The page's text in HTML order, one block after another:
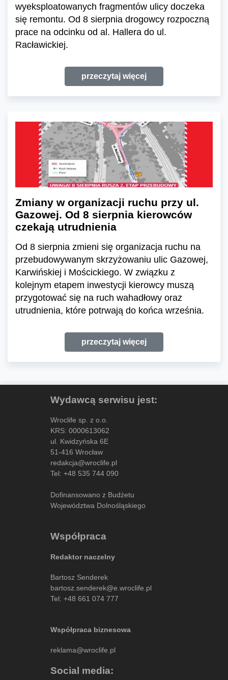
wyeksploatowanych fragmentów ulicy doczeka
się remontu. Od 8 sierpnia drogowcy rozpoczną
prace na odcinku od al. Hallera do ul.
Racławickiej.
przeczytaj więcej
Zmiany w organizacji ruchu przy ul.
Gazowej. Od 8 sierpnia kierowców
czekają utrudnienia
Od 8 sierpnia zmieni się organizacja ruchu na
przebudowywanym skrzyżowaniu ulic Gazowej,
Karwińskiej i Mościckiego. W związku z
kolejnym etapem inwestycji kierowcy muszą
przygotować się na ruch wahadłowy oraz
utrudnienia, które potrwają do końca września.
przeczytaj więcej
Wydawcą serwisu jest:
Wroclife sp. z o.o.
KRS: 0000613062
ul. Kwidzyńska 6E
51-416 Wrocław
redakcja@wroclife.pl
Tel: +48 535 744 090
Dofinansowano z Budżetu
Województwa Dolnośląskiego
Współpraca
Redaktor naczelny
Bartosz Senderek
bartosz.senderek@e.wroclife.pl
Tel: +48 661 074 777
Współpraca biznesowa
reklama@wroclife.pl
Social media: